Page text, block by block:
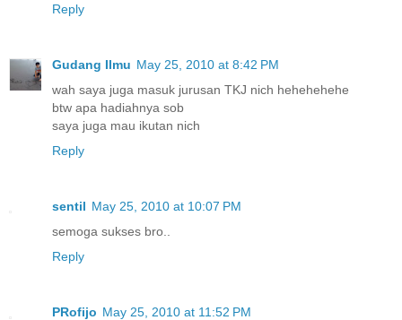
Reply
Gudang Ilmu May 25, 2010 at 8:42 PM
wah saya juga masuk jurusan TKJ nich hehehehehe
btw apa hadiahnya sob
saya juga mau ikutan nich
Reply
sentil May 25, 2010 at 10:07 PM
semoga sukses bro..
Reply
PRofijo May 25, 2010 at 11:52 PM